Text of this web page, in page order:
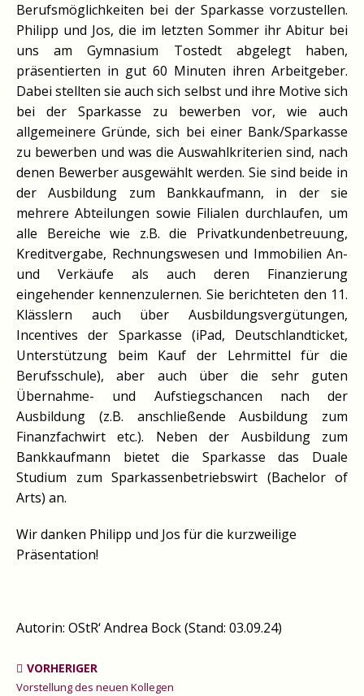
Berufsmöglichkeiten bei der Sparkasse vorzustellen.
Philipp und Jos, die im letzten Sommer ihr Abitur bei
uns am Gymnasium Tostedt abgelegt haben,
präsentierten in gut 60 Minuten ihren Arbeitgeber.
Dabei stellten sie auch sich selbst und ihre Motive sich
bei der Sparkasse zu bewerben vor, wie auch
allgemeinere Gründe, sich bei einer Bank/Sparkasse
zu bewerben und was die Auswahlkriterien sind, nach
denen Bewerber ausgewählt werden. Sie sind beide in
der Ausbildung zum Bankkaufmann, in der sie
mehrere Abteilungen sowie Filialen durchlaufen, um
alle Bereiche wie z.B. die Privatkundenbetreuung,
Kreditvergabe, Rechnungswesen und Immobilien An-
und Verkäufe als auch deren Finanzierung
eingehender kennenzulernen. Sie berichteten den 11.
Klässlern auch über Ausbildungsvergütungen,
Incentives der Sparkasse (iPad, Deutschlandticket,
Unterstützung beim Kauf der Lehrmittel für die
Berufsschule), aber auch über die sehr guten
Übernahme- und Aufstiegschancen nach der
Ausbildung (z.B. anschließende Ausbildung zum
Finanzfachwirt etc.). Neben der Ausbildung zum
Bankkaufmann bietet die Sparkasse das Duale
Studium zum Sparkassenbetriebswirt (Bachelor of
Arts) an.
Wir danken Philipp und Jos für die kurzweilige
Präsentation!
Autorin: OStR‘ Andrea Bock (Stand: 03.09.24)
VORHERIGER
Vorstellung des neuen Kollegen